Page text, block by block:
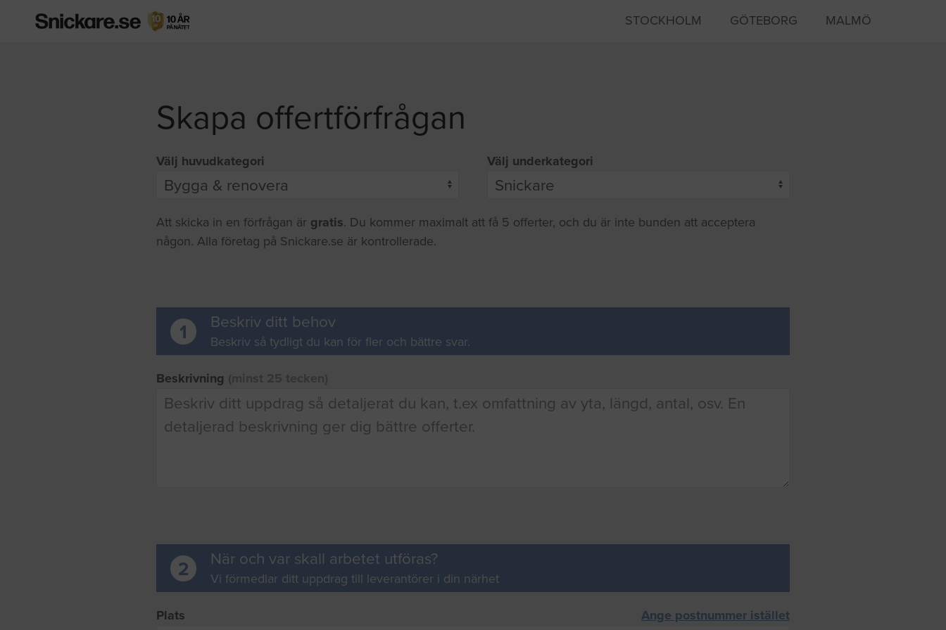
STOCKHOLM GÖTEBORG MALMÖ
Skapa offertförfrågan
Välj huvudkategori Välj underkategori
Att skicka in en förfrågan är gratis. Du kommer maximalt att få 5 offerter, och du är inte bunden att acceptera
någon. Alla företag på Snickare.se är kontrollerade.
1 Beskriv ditt behov
Beskriv så tydligt du kan för fler och bättre svar.
Beskrivning
2 När och var skall arbetet utföras?
Vi förmedlar ditt uppdrag till leverantörer i din närhet
Plats Ange postnummer istället